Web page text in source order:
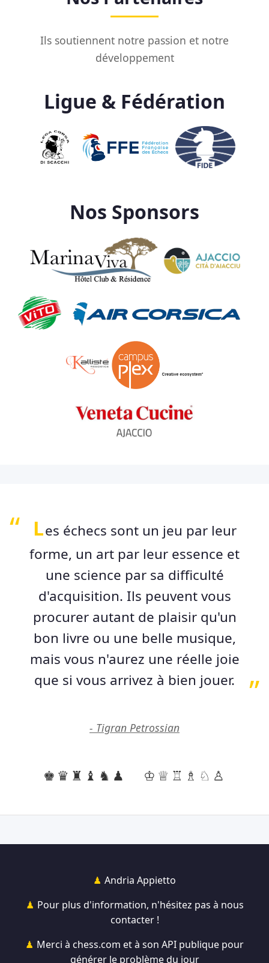
Ils soutiennent notre passion et notre
développement
Ligue & Fédération
Nos Sponsors
Les échecs sont un jeu par leur
forme, un art par leur essence et
une science par sa difficulté
d'acquisition. Ils peuvent vous
procurer autant de plaisir qu'un
bon livre ou une belle musique,
mais vous n'aurez une réelle joie
que si vous arrivez à bien jouer.
- Tigran Petrossian
♚♛♜♝♞♟ ♔♕♖♗♘♙
Andria Appietto
Pour plus d'information, n'hésitez pas à nous
contacter !
Merci à chess.com et à son API publique pour
générer le problème du jour